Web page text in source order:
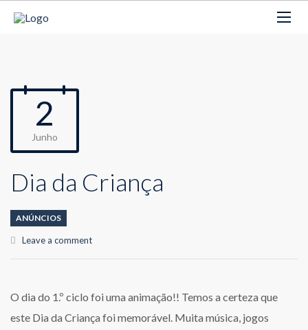
2
Junho
Dia da Criança
ANÚNCIOS
Leave a comment
O dia do 1.º ciclo foi uma animação!! Temos a certeza que
este Dia da Criança foi memorável. Muita música, jogos